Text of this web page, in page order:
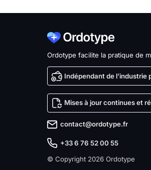
Ordotype facilite la pratique de
Indépendant de l’industrie
Mises à jour continues et
contact@ordotype.fr
+33 6 76 52 00 55
© Copyright 2026 Ordotype